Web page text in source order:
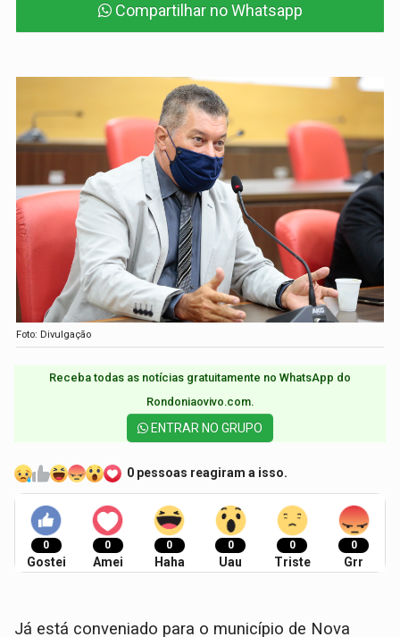
Compartilhar no Whatsapp
Foto: Divulgação
Receba todas as notícias gratuitamente no WhatsApp do
Rondoniaovivo.com.​
ENTRAR NO GRUPO
0 pessoas reagiram a isso.
0
Gostei
0
Amei
0
Haha
0
Uau
0
Triste
0
Grr
Já está conveniado para o município de Nova